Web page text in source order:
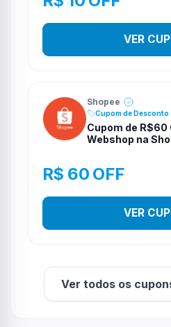
VER
Shopee
Cupom de Desconto
Cupom de R$60
Webshop na
R$ 60 OFF
VER
Ver todos os